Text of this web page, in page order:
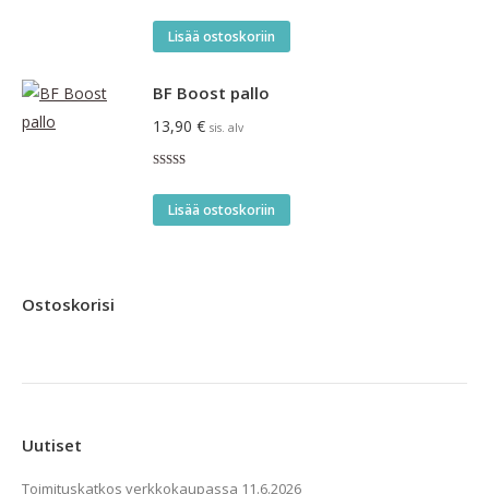
Lisää ostoskoriin
BF Boost pallo
13,90 € sis. alv
tuotteesta:
4.00/ 5
Lisää ostoskoriin
Ostoskorisi
Uutiset
Toimituskatkos verkkokaupassa 11.6.2026